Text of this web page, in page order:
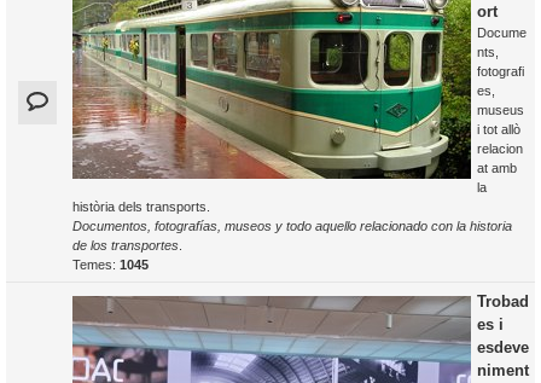
ort
Docume
nts,
fotografi
es,
museus
i tot allò
relacion
at amb
la
història dels transports.
Documentos, fotografías, museos y todo aquello relacionado con la historia
de los transportes
Temes: 1045
Trobad
es i
esdeve
niment